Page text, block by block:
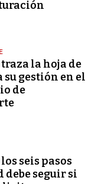
la hoja de
su gestión en el
de
seis pasos
debe seguir si